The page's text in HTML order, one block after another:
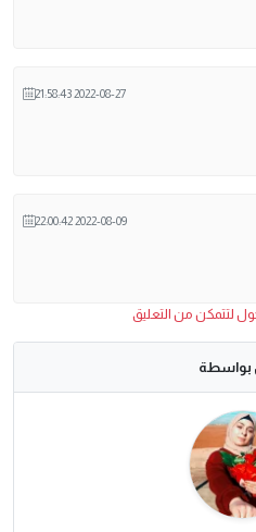
2022-08-27 21:58:43
2022-08-09 22:00:42
لتتمكن من التعليق
بواسطة